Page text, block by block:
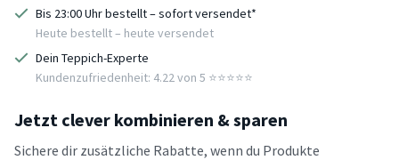
Bis 23:00 Uhr bestellt – sofort versendet*
Heute bestellt – heute versendet
Dein Teppich-Experte
Kundenzufriedenheit: 4.22 von 5 ⭐️⭐️⭐️⭐️⭐️
Jetzt clever kombinieren & sparen
Sichere dir zusätzliche Rabatte, wenn du Produkte